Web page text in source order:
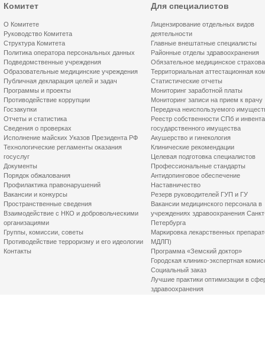
Комитет
О Комитете
Руководство Комитета
Структура Комитета
Политика оператора персональных данных
Подведомственные учреждения
Образовательные медицинские учреждения
Публичная декларация целей и задач
Программы и проекты
Противодействие коррупции
Госзакупки
Отчеты и статистика
Сведения о проверках
Исполнение майских Указов Президента РФ
Технологические регламенты оказания
госуслуг
Документы
Порядок обжалования
Профилактика правонарушений
Вакансии и конкурсы
Пространственные сведения
Взаимодействие с НКО и добровольческими
организациями
Группы, комиссии, советы
Противодействие терроризму и его идеологии
Контакты
Для специалистов
Лицензирование отдельных видов
деятельности
Главные внештатные специалисты
Районные отделы здравоохранения
Обязательное медицинское
Территориальная аттестационная
Статистические отчеты
Мониторинг заработной платы
Мониторинг записи на прием к врачу
Передача неиспользуемого
Реестр собственности СПб и
государственного имущества
Акушерство и гинекология
Клинические рекомендации
Целевая подготовка специалистов
Профессиональные стандарты
Антидопинговое обеспечение
Наставничество
Резерв руководителей ГУП и ГУ
Вакансии медицинского персонала в
учреждениях здравоохранения
Петербурга
Маркировка лекарственных
МДЛП)
Программа «Земский доктор»
Городская клинико-экспертная
Социальный заказ
Лучшие практики оптимизации в
здравоохранения